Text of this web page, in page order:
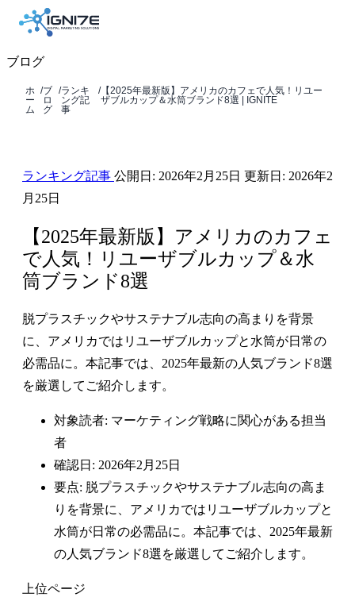
ブログ
ホ
ー
ム
/ブ
ロ
グ
/ランキ
ング記
事
/【2025年最新版】アメリカのカフェで人気！リユー
ザブルカップ＆水筒ブランド8選 | IGNITE
ランキング記事 公開日: 2026年2月25日 更新日: 2026年2
月25日
【2025年最新版】アメリカのカフェ
で人気！リユーザブルカップ＆水
筒ブランド8選
脱プラスチックやサステナブル志向の高まりを背景
に、アメリカではリユーザブルカップと水筒が日常の
必需品に。本記事では、2025年最新の人気ブランド8選
を厳選してご紹介します。
対象読者: マーケティング戦略に関心がある担当
者
確認日: 2026年2月25日
要点: 脱プラスチックやサステナブル志向の高ま
りを背景に、アメリカではリユーザブルカップと
水筒が日常の必需品に。本記事では、2025年最新
の人気ブランド8選を厳選してご紹介します。
上位ページ